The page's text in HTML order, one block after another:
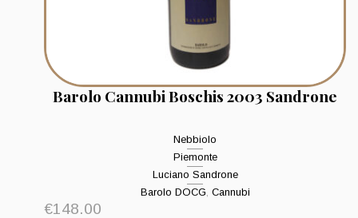
Barolo Cannubi Boschis 2003 Sandrone
Nebbiolo
Piemonte
Luciano Sandrone
Barolo DOCG Cannubi
€148.00